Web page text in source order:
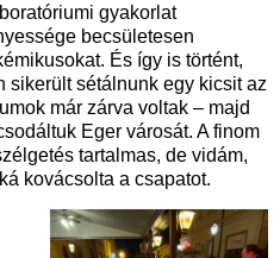
gyakorlat
becsületesen
És így is történt,
sikerült sétálnunk egy kicsit az
már zárva voltak – majd
Eger városát. A finom
tartalmas, de vidám,
kovácsolta a csapatot.